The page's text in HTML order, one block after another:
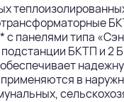
панелями типа
БКТП и
в